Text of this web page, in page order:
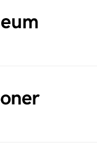
och kureras
lektioner